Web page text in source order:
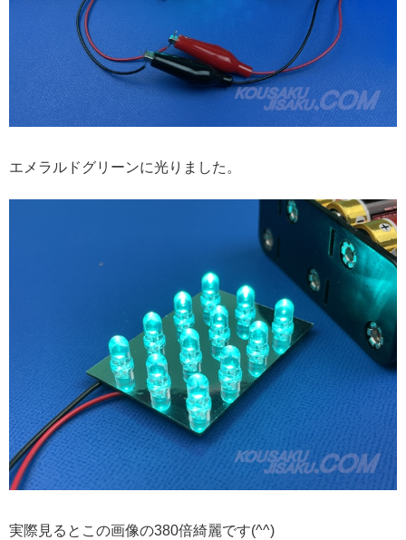
エメラルドグリーンに光りました。
実際見るとこの画像の380倍綺麗です(^^)